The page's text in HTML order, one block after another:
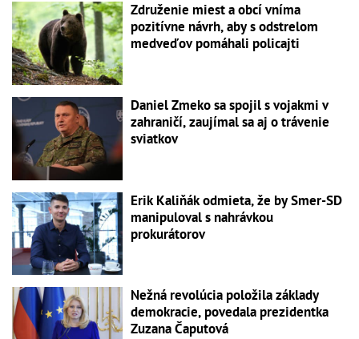
Združenie miest a obcí vníma
pozitívne návrh, aby s odstrelom
medveďov pomáhali policajti
Daniel Zmeko sa spojil s vojakmi v
zahraničí, zaujímal sa aj o trávenie
sviatkov
Erik Kaliňák odmieta, že by Smer-SD
manipuloval s nahrávkou
prokurátorov
Nežná revolúcia položila základy
demokracie, povedala prezidentka
Zuzana Čaputová